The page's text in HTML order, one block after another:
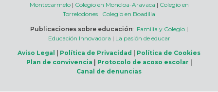
Montecarmelo| Colegio en Moncloa-Aravaca | Colegio en
Torrelodones | Colegio en Boadilla
Publicaciones sobre educación: Familia y Colegio |
Educación Innovadora | La pasión de educar
Aviso Legal | Política de Privacidad | Política de Cookies
Plan de convivencia | Protocolo de acoso escolar |
Canal de denuncias